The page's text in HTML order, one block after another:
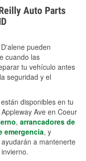
de frío
la protección
To.
Auto Parts
pueden
cuando las
tu vehículo antes
seguridad y el
disponibles en tu
Ave en Coeur
, arrancadores de
emergencia, y
a mantenerte